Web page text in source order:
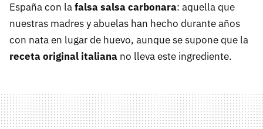
España con lafalsa salsa carbonara: aquella que
nuestras madres y abuelas han hecho durante años
con nata en lugar de huevo, aunque se supone que la
receta original italiana no lleva este ingrediente.